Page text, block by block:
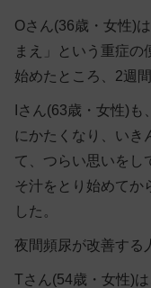
Oさん(36歳・女性)
まえ」という重症の
始めたところ、2週
Iさん(63歳・女性)
にかたくなり、いき
て、つらい思いをし
そ汁をとり始めてか
した。
夜間頻尿が改善する
Tさん(54歳・女性)